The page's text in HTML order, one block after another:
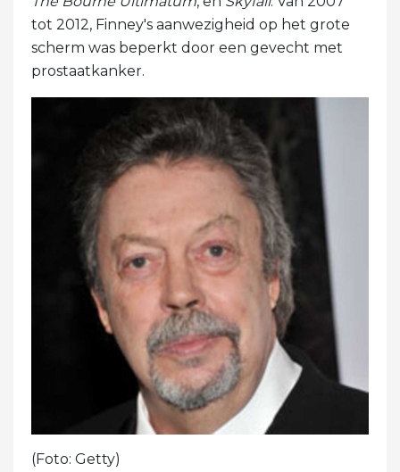
tot 2012, Finney's aanwezigheid op het grote
scherm was beperkt door een gevecht met
prostaatkanker.
(Foto: Getty)